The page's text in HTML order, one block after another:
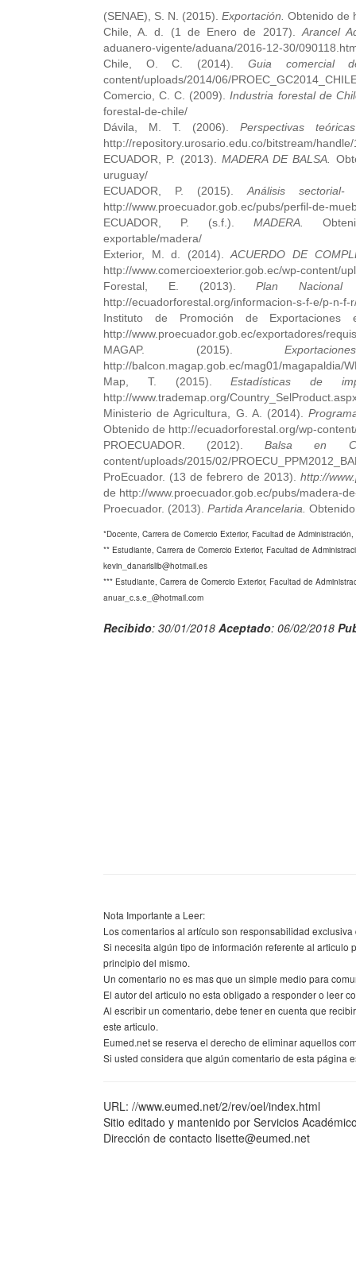
(SENAE), S. N. (2015). Exportación. Obtenido de
Chile, A. d. (1 de Enero de 2017). Arancel
aduanero-vigente/aduana/2016-12-30/
Chile, O. C. (2014). Guia comercial
content/uploads/2014/06/
Comercio, C. C. (2009).Industria forestal de
forestal-de-chile/
Dávila, M. T. (2006).Perspectivas
http://repository.urosario.edu.co/bitstream/
ECUADOR, P. (2013). MADERA DE BALSA.
uruguay/
ECUADOR, P. (2015). Análisis
http://www.proecuador.gob.ec/pubs/perfil-de-
ECUADOR, P. (s.f.). MADERA.
exportable/madera/
Exterior, M. d. (2014).ACUERDO DE
http://www.comercioexterior.gob.ec/wp-content/
Forestal, E. (2013).Plan
http://ecuadorforestal.org/informacion-s-f-e/p-n-f-
Instituto de Promoción de
http://www.proecuador.gob.ec/exportadores/
MAGAP. (2015).
http://balcon.magap.gob.ec/mag01/magapaldia/
Map, T. (2015).Estadísticas de
http://www.trademap.org/
Ministerio de Agricultura, G. A. (2014).
Obtenido de http://ecuadorforestal.org/wp-
PROECUADOR. (2012).Balsa en
content/uploads/2015/02/
ProEcuador. (13 de febrero de 2013).http://
de http://www.proecuador.gob.ec/pubs/madera-
Proecuador. (2013). Partida Arancelaria.
*Docente, Carrera de Comercio Exterior, Facultad de
** Estudiante, Carrera de Comercio Exterior, Facultad de
kevin_danarislib@hotmail.es
*** Estudiante, Carrera de Comercio Exterior, Facultad de
anuar_c.s.e_@hotmail.com
Recibido: 30/01/2018 Aceptado: 06/02/2018
Nota Importante a Leer:
Los comentarios al artículo son responsabilidad exclusiva
Si necesita algún tipo de información referente al
principio del mismo.
Un comentario no es mas que un simple medio para
El autor del articulo no esta obligado a responder o leer
Al escribir un comentario, debe tener en cuenta que
este articulo.
Eumed.net se reserva el derecho de eliminar aquellos
Si usted considera que algún comentario de esta página
URL: //www.eumed.net/2/rev/oel/index.html
Sitio editado y mantenido por Servicios
Dirección de contacto lisette@eumed.net